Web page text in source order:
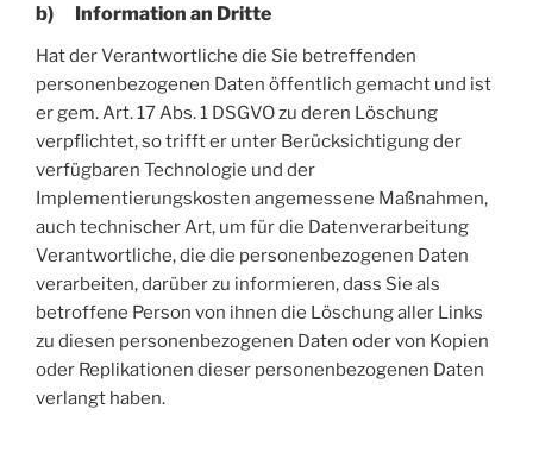
b) Information an Dritte
Hat der Verantwortliche die Sie betreffenden
personenbezogenen Daten öffentlich gemacht und ist
er gem. Art. 17 Abs. 1 DSGVO zu deren Löschung
verpflichtet, so trifft er unter Berücksichtigung der
verfügbaren Technologie und der
Implementierungskosten angemessene Maßnahmen,
auch technischer Art, um für die Datenverarbeitung
Verantwortliche, die die personenbezogenen Daten
verarbeiten, darüber zu informieren, dass Sie als
betroffene Person von ihnen die Löschung aller Links
zu diesen personenbezogenen Daten oder von Kopien
oder Replikationen dieser personenbezogenen Daten
verlangt haben.